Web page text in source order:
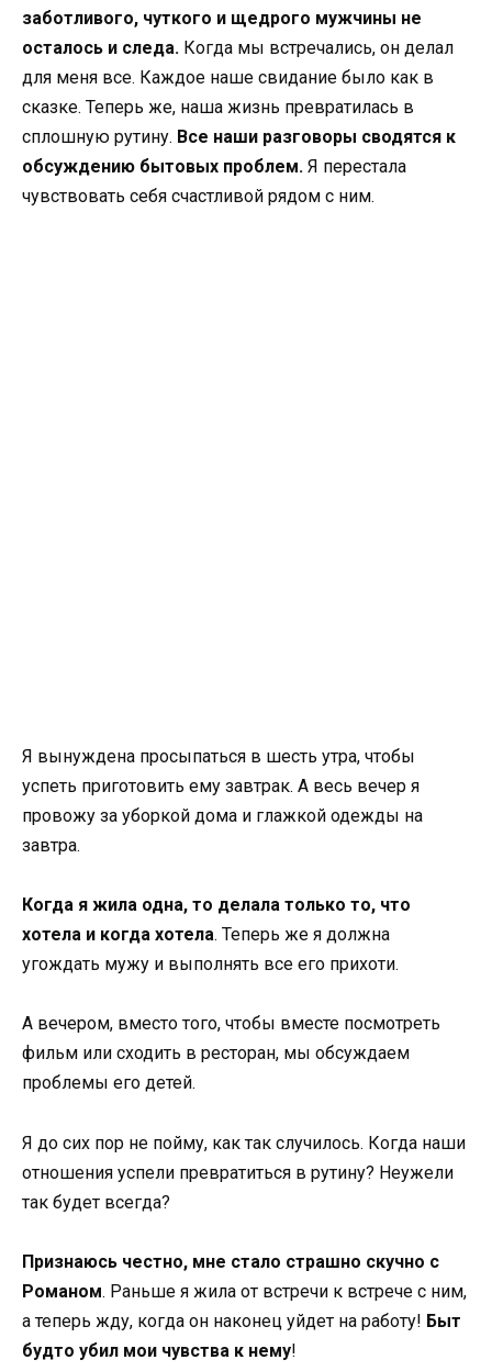
заботливого, чуткого и щедрого мужчины не
осталось и следа. Когда мы встречались, он делал
для меня все. Каждое наше свидание было как в
сказке. Теперь же, наша жизнь превратилась в
сплошную рутину. Все наши разговоры сводятся к
обсуждению бытовых проблем. Я перестала
чувствовать себя счастливой рядом с ним.
Я вынуждена просыпаться в шесть утра, чтобы
успеть приготовить ему завтрак. А весь вечер я
провожу за уборкой дома и глажкой одежды на
завтра.
Когда я жила одна, то делала только то, что
хотела и когда хотела. Теперь же я должна
угождать мужу и выполнять все его прихоти.
А вечером, вместо того, чтобы вместе посмотреть
фильм или сходить в ресторан, мы обсуждаем
проблемы его детей.
Я до сих пор не пойму, как так случилось. Когда наши
отношения успели превратиться в рутину? Неужели
так будет всегда?
Признаюсь честно, мне стало страшно скучно с
Романом. Раньше я жила от встречи к встрече с ним,
а теперь жду, когда он наконец уйдет на работу! Быт
будто убил мои чувства к нему!